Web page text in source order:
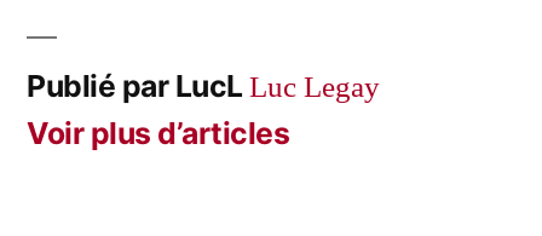
Publié par LucLLuc Legay
Voir plus d’articles